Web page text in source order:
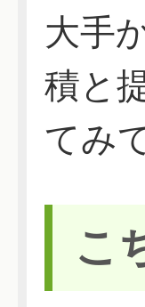
大手
積と
てみ
こ